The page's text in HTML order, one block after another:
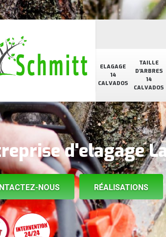
ELAGAGE
14
CALVADOS
TAILLE
D'ARBRES
14
CALVADOS
d'elagage
NOUS RÉALISATIONS